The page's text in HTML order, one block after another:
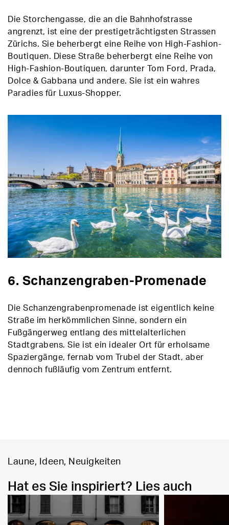
Die Storchengasse, die an die Bahnhofstrasse
angrenzt, ist eine der prestigeträchtigsten Strassen
Zürichs. Sie beherbergt eine Reihe von High-Fashion-
Boutiquen. Diese Straße beherbergt eine Reihe von
High-Fashion-Boutiquen, darunter Tom Ford, Prada,
Dolce & Gabbana und andere. Sie ist ein wahres
Paradies für Luxus-Shopper.
6. Schanzengraben-Promenade
Die Schanzengrabenpromenade ist eigentlich keine
Straße im herkömmlichen Sinne, sondern ein
Fußgängerweg entlang des mittelalterlichen
Stadtgrabens. Sie ist ein idealer Ort für erholsame
Spaziergänge, fernab vom Trubel der Stadt, aber
dennoch fußläufig vom Zentrum entfernt.
Laune, Ideen, Neuigkeiten
Hat es Sie inspiriert? Lies auch